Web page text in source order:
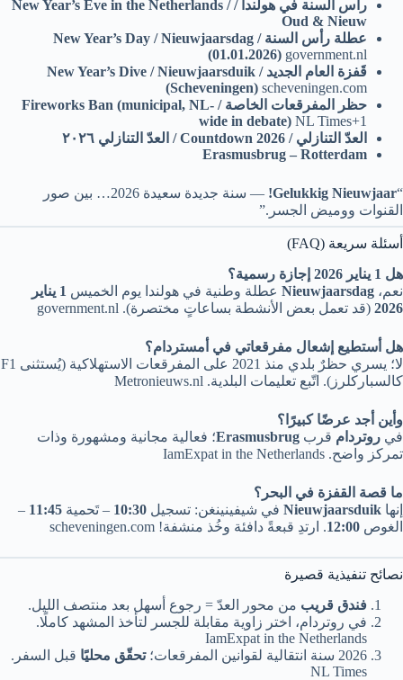
رأس السنة في هولندا / New Year’s Eve in the Netherlands /
Oud & Nieuw
عطلة رأس السنة / New Year’s Day / Nieuwjaarsdag
(01.01.2026) government.nl
قَفزة العام الجديد / New Year’s Dive / Nieuwjaarsduik
(Scheveningen) scheveningen.com
حظر المفرقعات الخاصة / Fireworks Ban (municipal, NL-
wide in debate) NL Times+1
العدّ التنازلي / Countdown 2026 / العدّ التنازلي ٢٠٢٦
Erasmusbrug – Rotterdam
“
Gelukkig Nieuwjaar!
— سنة جديدة سعيدة 2026… بين صور
القنوات ووميض الجسر.”
أسئلة سريعة (FAQ)
هل 1 يناير 2026 إجازة رسمية؟
نعم، Nieuwjaarsdag عطلة وطنية في هولندا يوم الخميس
1 يناير
2026 (قد تعمل بعض الأنشطة بساعاتٍ مختصرة). government.nl
هل أستطيع إشعال مفرقعاتي في أمستردام؟
لا؛ يسري حظرٌ بلدي منذ 2021 على المفرقعات الاستهلاكية (يُستثنى F1
كالسباركلرز). اتّبع تعليمات البلدية. Metronieuws.nl
وأين أجد عرضًا كبيرًا؟
في روتردام قرب Erasmusbrug؛ فعالية مجانية ومشهورة وذات
تمركز واضح. IamExpat in the Netherlands
ما قصة القفزة في البحر؟
إنها Nieuwjaarsduik في شيفينينغن: تسجيل 10:30 – تَحمية 11:45
–
الغوص 12:00. ارتدِ قبعةً دافئة وخُذ منشفة! scheveningen.com
نصائح تنفيذية قصيرة
فندق قريب من محور العدّ = رجوع أسهل بعد منتصف الليل.
في روتردام، اختر زاوية مقابلة للجسر لتأخذ المشهد كاملًا.
IamExpat in the Netherlands
2026 سنة انتقالية لقوانين المفرقعات؛
تحقّق محليًا قبل السفر.
NL Times